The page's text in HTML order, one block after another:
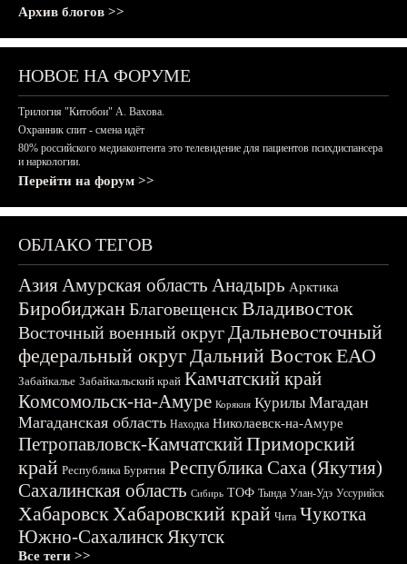
Архив блогов >>
НОВОЕ НА ФОРУМЕ
Трилогия "Китобои" А. Вахова.
Охранник спит - смена идёт
80% российского медиаконтента это телевидение для пациентов психдиспансера
и наркологии.
Перейти на форум >>
ОБЛАКО ТЕГОВ
АзияАмурская область Анадырь Арктика
БиробиджанБлаговещенскВладивосток
Восточный военный округДальневосточный
федеральный округДальний ВостокЕАО
Забайкалье Забайкальский край Камчатский край
Комсомольск-на-Амуре Корякия Курилы Магадан
Магаданская область Находка Николаевск-на-Амуре
Петропавловск-КамчатскийПриморский
край Республика Бурятия Республика Саха (Якутия)
Сахалинская область Сибирь ТОФ Тында Улан-Удэ Уссурийск
ХабаровскХабаровский край Чита Чукотка
Южно-СахалинскЯкутск
Все теги >>